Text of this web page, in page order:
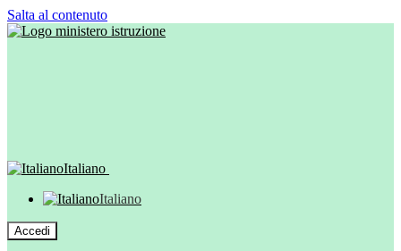
Salta al contenuto
Italiano
Italiano
Accedi